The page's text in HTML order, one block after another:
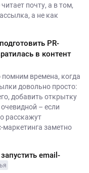
почту, а в том,
а не как
PR-
в контент
времена, когда
довольно просто:
добавить открытку
– если
расскажут
заметно
email-